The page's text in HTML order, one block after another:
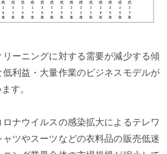
ーニングに対する需要が減少する傾
利益・大量作業のビジネスモデルが
す。
ナウイルスの感染拡大によるテレワ
ツやスーツなどの衣料品の販売低迷